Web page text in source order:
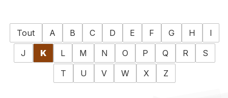
Tout A B C D E F G H
I
J
K L M N O P Q R
S
T
U V W X Z